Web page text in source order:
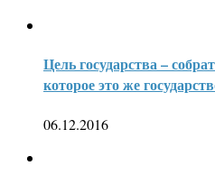
Цель государства –
которое это же
06.12.2016